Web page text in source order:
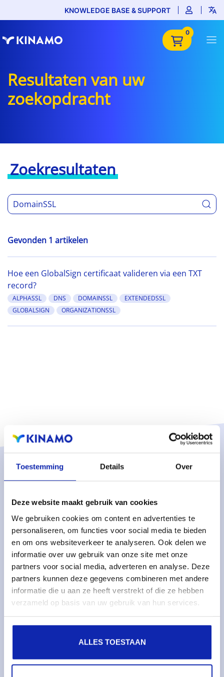
Toestemming Details Over
Deze website maakt gebruik van cookies
We gebruiken cookies om content en advertenties te
personaliseren, om functies voor social media te bieden
en om ons websiteverkeer te analyseren. Ook delen we
informatie over uw gebruik van onze site met onze
partners voor social media, adverteren en analyse. Deze
partners kunnen deze gegevens combineren met andere
informatie die u aan ze heeft verstrekt of die ze hebben
verzameld op basis van uw gebruik van hun services.
ALLES TOESTAAN
KNOWLEDGE BASE & SUPPORT
0
Resultaten van uw
zoekopdracht
Zoekresultaten
Gevonden 1 artikelen
Hoe een GlobalSign certificaat valideren via een TXT
record?
ALPHASSL DNS DOMAINSSL
EXTENDEDSSL
GLOBALSIGN
ORGANIZATIONSSL
Oplossingen
Monitoring & metrics
Cloud servers
Cloudopslag
Diensten
Domeinnamen
SSL certificaten
Over Kinamo